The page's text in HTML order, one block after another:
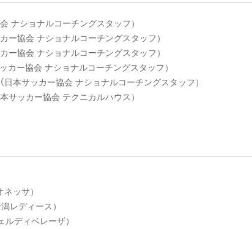
ショナルコーチングスタッフ）
協会 ナショナルコーチングスタッフ）
協会 ナショナルコーチングスタッフ）
ー協会 ナショナルコーチングスタッフ）
サッカー協会 ナショナルコーチングスタッフ）
ッカー協会 テクニカルハウス）
ッサ）
ディース）
ディベレーザ）